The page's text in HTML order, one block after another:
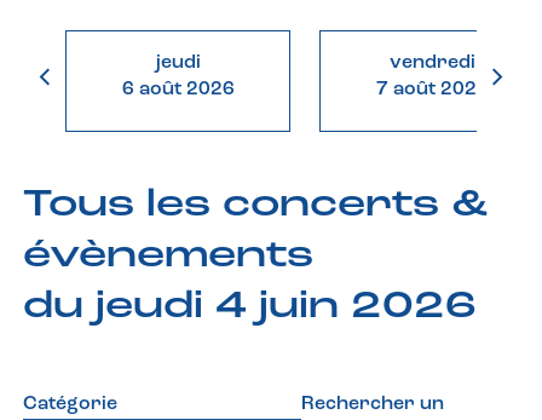
jeudi
6 août 2026
vendredi
7 août 2026
Tous les concerts &
évènements
du jeudi 4 juin 2026
Catégorie
Rechercher un